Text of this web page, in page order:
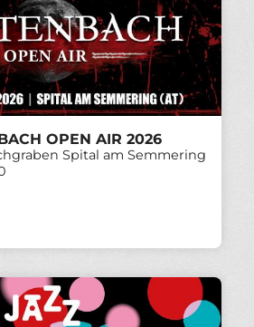
OPEN AIR 2026
Spital am Semmering